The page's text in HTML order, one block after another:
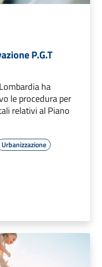
P.G.T
ha
le procedura per
relativi al Piano
Urbanizzazione